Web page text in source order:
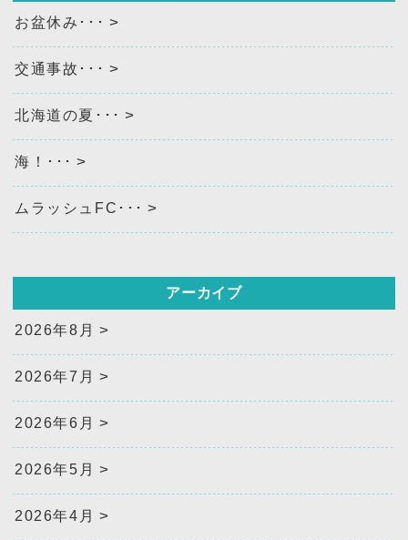
お盆休み･･･
交通事故･･･
北海道の夏･･･
海！･･･
ムラッシュFC･･･
アーカイブ
2026年8月
2026年7月
2026年6月
2026年5月
2026年4月